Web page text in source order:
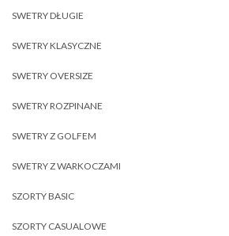
SWETRY DŁUGIE
SWETRY KLASYCZNE
SWETRY OVERSIZE
SWETRY ROZPINANE
SWETRY Z GOLFEM
SWETRY Z WARKOCZAMI
SZORTY BASIC
SZORTY CASUALOWE